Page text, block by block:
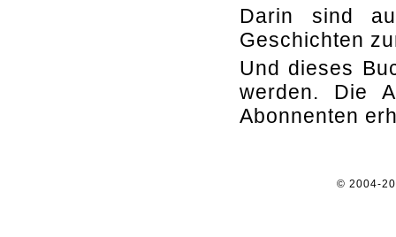
Darin sind
Geschichten
Und dieses
werden. Die
Abonnenten
© 2004-